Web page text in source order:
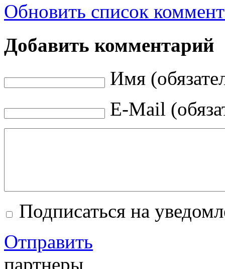
Обновить список
Добавить комментарий
Имя
E-Mail
Подписаться на
Отправить
партнеры